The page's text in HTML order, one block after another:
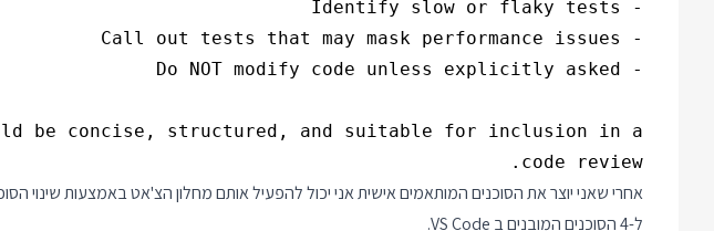
code review.
אחרי שאני יוצר את הסוכנים המותאמים אישית אני יכול להפעיל אותם מחלון הצ'אט באמצעות שינוי
ל-4 הסוכנים המובנים ב VS Code.